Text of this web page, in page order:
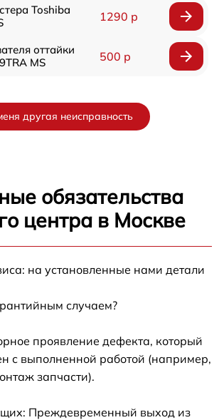
Toshiba
1290 р
оттайки
MS
500 р
другая неисправность
обязательства
центра в Москве
на установленные нами детали
случаем?
проявление дефекта, который
с выполненной работой (например,
запчасти).
Преждевременный выход из